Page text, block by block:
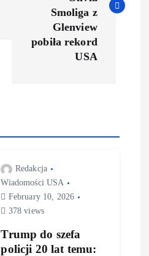
Smoliga z
Glenview
pobiła rekord
USA
Redakcja
Wiadomości USA
February 10, 2026
378 views
Trump do szefa
policji 20 lat temu: